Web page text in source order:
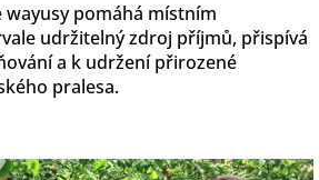
pomáhá místním
udržitelný zdroj příjmů, přispívá
a k udržení přirozené
pralesa.